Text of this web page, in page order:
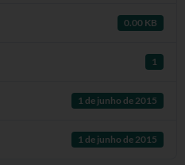
0.00 KB
1
1 de junho de 2015
1 de junho de 2015